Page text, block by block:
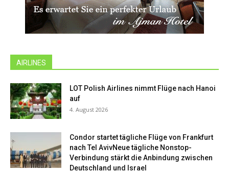
AIRLINES
LOT Polish Airlines nimmt Flüge nach Hanoi
auf
4. August 2026
Condor startet tägliche Flüge von Frankfurt
nach Tel AvivNeue tägliche Nonstop-
Verbindung stärkt die Anbindung zwischen
Deutschland und Israel